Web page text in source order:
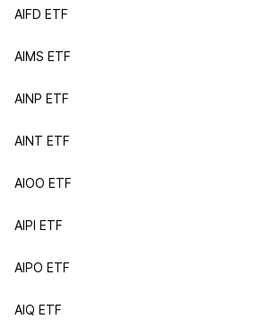
AIFD ETF
AIMS ETF
AINP ETF
AINT ETF
AIOO ETF
AIPI ETF
AIPO ETF
AIQ ETF